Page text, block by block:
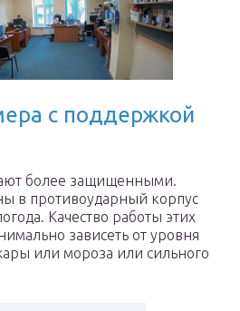
с поддержкой
более защищенными.
в противоударный корпус
Качество работы этих
зависеть от уровня
или мороза или сильного